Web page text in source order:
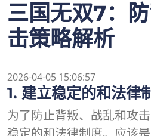
三国无双7：
击策略解析
2026-04-05 15:06:57
1. 建立稳定的和法律
为了防止背叛、战乱和攻